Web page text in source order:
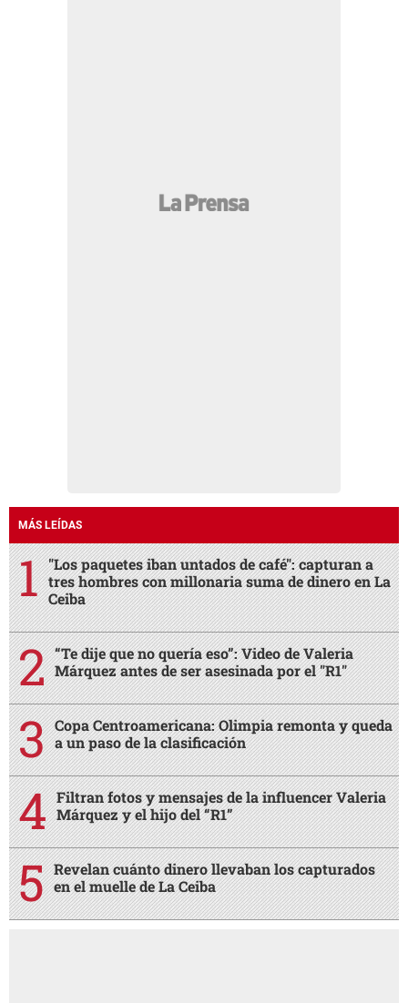
MÁS LEÍDAS
"Los paquetes iban untados de café": capturan a
tres hombres con millonaria suma de dinero en La
Ceiba
“Te dije que no quería eso”: Video de Valeria
Márquez antes de ser asesinada por el "R1"
Copa Centroamericana: Olimpia remonta y queda
a un paso de la clasificación
Filtran fotos y mensajes de la influencer Valeria
Márquez y el hijo del “R1”
Revelan cuánto dinero llevaban los capturados
en el muelle de La Ceiba